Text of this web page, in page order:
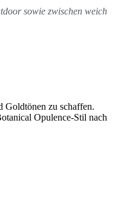
sowie zwischen weich
Goldtönen zu schaffen.
Opulence-Stil nach